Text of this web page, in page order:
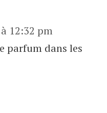
12:32 pm
parfum dans les